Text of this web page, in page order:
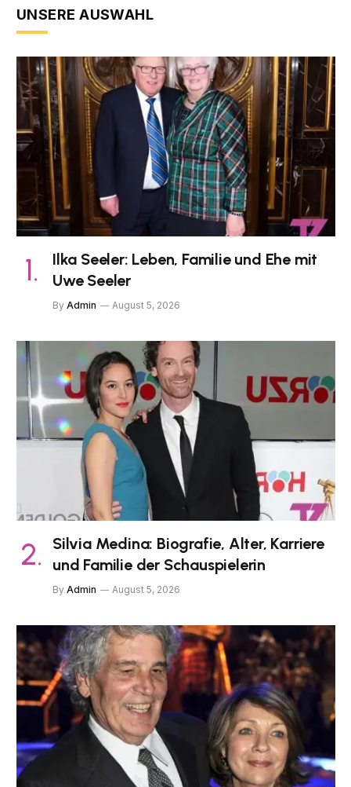
UNSERE AUSWAHL
Ilka Seeler: Leben, Familie und Ehe mit
Uwe Seeler
By Admin August 5, 2026
Silvia Medina: Biografie, Alter, Karriere
und Familie der Schauspielerin
By Admin August 5, 2026